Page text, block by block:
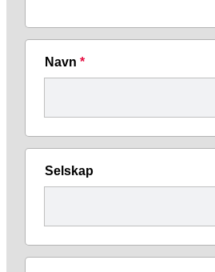
Navn *
Selskap